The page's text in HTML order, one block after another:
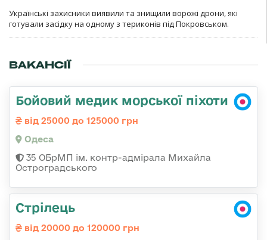
Українські захисники виявили та знищили ворожі дрони, які
готували засідку на одному з териконів під Покровськом.
ВАКАНСІЇ
Бойовий медик морської піхоти
від 25000 до 125000 грн
Одеса
35 ОБрМП ім. контр-адмірала Михайла
Остроградського
Стрілець
від 20000 до 120000 грн